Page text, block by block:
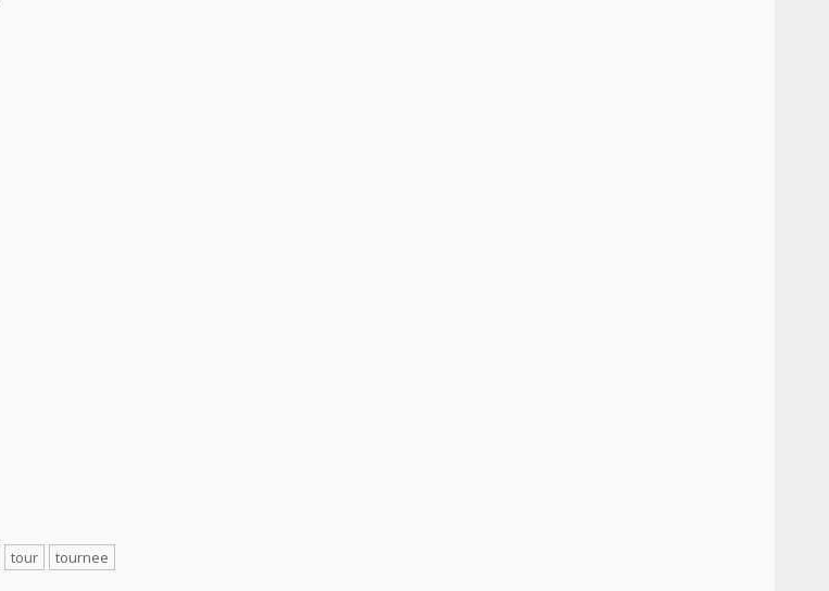
tour tournee